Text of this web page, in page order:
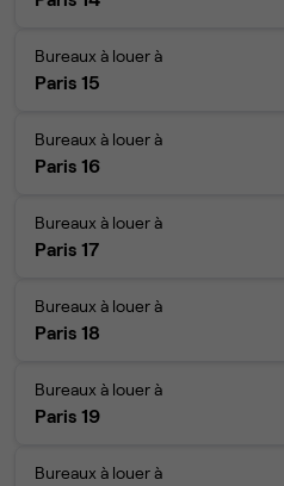
Bureaux à louer à
Paris 15
Bureaux à louer à
Paris 16
Bureaux à louer à
Paris 17
Bureaux à louer à
Paris 18
Bureaux à louer à
Paris 19
Bureaux à louer à